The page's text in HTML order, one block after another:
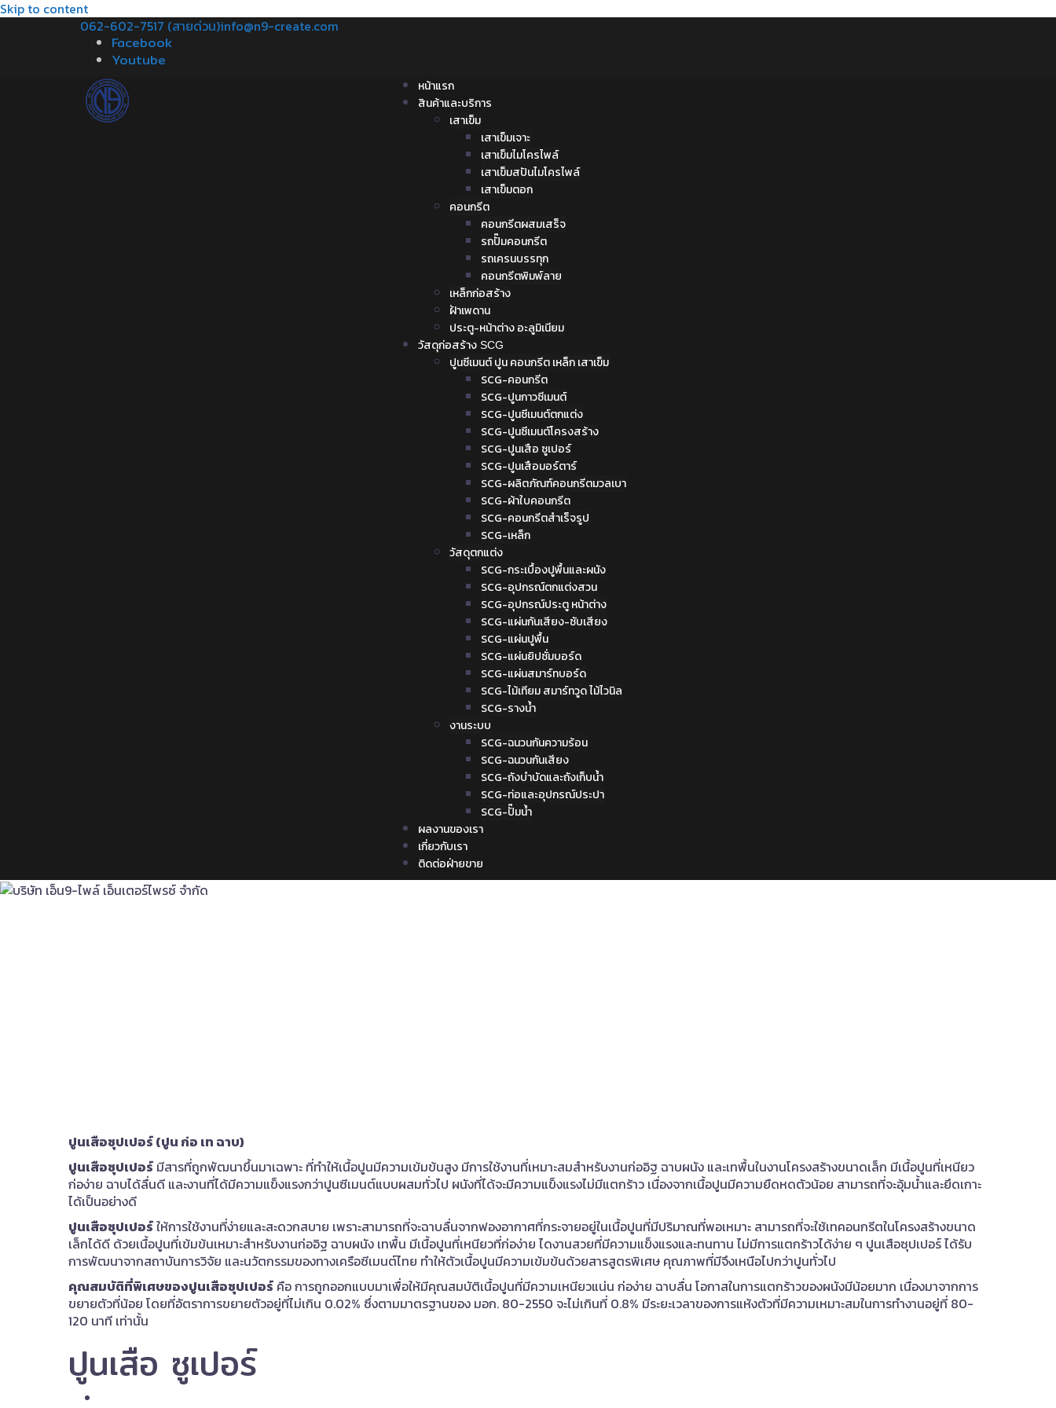
Skip to content
062-602-7517 (สายด่วน)info@n9-create.com
Facebook
Youtube
หน้าแรก
สินค้าและบริการ
เสาเข็ม
เสาเข็มเจาะ
เสาเข็มไมโครไพล์
เสาเข็มสปันไมโครไพล์
เสาเข็มตอก
คอนกรีต
คอนกรีตผสมเสร็จ
รถปั๊มคอนกรีต
รถเครนบรรทุก
คอนกรีตพิมพ์ลาย
เหล็กก่อสร้าง
ฝ้าเพดาน
ประตู-หน้าต่าง อะลูมิเนียม
วัสดุก่อสร้าง SCG
ปูนซีเมนต์ ปูน คอนกรีต เหล็ก เสาเข็ม
SCG-คอนกรีต
SCG-ปูนกาวซีเมนต์
SCG-ปูนซีเมนต์ตกแต่ง
SCG-ปูนซีเมนต์โครงสร้าง
SCG-ปูนเสือ ซูเปอร์
SCG-ปูนเสือมอร์ตาร์
SCG-ผลิตภัณฑ์คอนกรีตมวลเบา
SCG-ผ้าใบคอนกรีต
SCG-คอนกรีตสำเร็จรูป
SCG-เหล็ก
วัสดุตกแต่ง
SCG-กระเบื้องปูพื้นและผนัง
SCG-อุปกรณ์ตกแต่งสวน
SCG-อุปกรณ์ประตู หน้าต่าง
SCG-แผ่นกันเสียง-ซับเสียง
SCG-แผ่นปูพื้น
SCG-แผ่นยิปซั่มบอร์ด
SCG-แผ่นสมาร์ทบอร์ด
SCG-ไม้เทียม สมาร์ทวูด ไม้ไวนิล
SCG-รางน้ำ
งานระบบ
SCG-ฉนวนกันความร้อน
SCG-ฉนวนกันเสียง
SCG-ถังบำบัดและถังเก็บน้ำ
SCG-ท่อและอุปกรณ์ประปา
SCG-ปั๊มน้ำ
ผลงานของเรา
เกี่ยวกับเรา
ติดต่อฝ่ายขาย
ปูนเสือซุปเปอร์ (ปูน ก่อ เท ฉาบ)
ปูนเสือซุปเปอร์ มีสารที่ถูกพัฒนาขึ้นมาเฉพาะ ที่ทำให้เนื้อปูนมีความเข้มข้นสูง มีการใช้งานที่เหมาะสมสำหรับงานก่ออิฐ ฉาบผนัง และเทพื้นในงานโครงสร้างขนาดเล็ก มีเนื้อปูนที่เหนียว
ก่อง่าย ฉาบได้ลื่นดี และงานที่ได้มีความแข็งแรงกว่าปูนซีเมนต์แบบผสมทั่วไป ผนังที่ได้จะมีความแข็งแรงไม่มีแตกร้าว เนื่องจากเนื้อปูนมีความยืดหดตัวน้อย สามารถที่จะอุ้มน้ำและยึดเกาะ
ได้เป็นอย่างดี
ปูนเสือซุปเปอร์ให้การใช้งานที่ง่ายและสะดวกสบาย เพราะสามารถที่จะฉาบลื่นจากฟองอากาศที่กระจายอยู่ในเนื้อปูนที่มีปริมาณที่พอเหมาะ สามารถที่จะใช้เทคอนกรีตในโครงสร้างขนาด
เล็กได้ดี ด้วยเนื้อปูนที่เข้มข้นเหมาะสำหรับงานก่ออิฐ ฉาบผนัง เทพื้น มีเนื้อปูนที่เหนียวที่ก่อง่าย ไดงานสวยที่มีความแข็งแรงและทนทาน ไม่มีการแตกร้าวได้ง่าย ๆ ปูนเสือซุปเปอร์ ได้รับ
การพัฒนาจากสถาบันการวิจัย และนวัตกรรมของทางเครือซีเมนต์ไทย ทำให้ตัวเนื้อปูนมีความเข้มข้นด้วยสารสูตรพิเศษ คุณภาพที่มีจึงเหนือไปกว่าปูนทั่วไป
คุณสมบัติที่พิเศษของปูนเสือซุปเปอร์ คือ การถูกออกแบบมาเพื่อให้มีคุณสมบัติเนื้อปูนที่มีความเหนียวแน่น ก่อง่าย ฉาบลื่น โอกาสในการแตกร้าวของผนังมีน้อยมาก เนื่องมาจากการ
ขยายตัวที่น้อย โดยที่อัตราการขยายตัวอยู่ที่ไม่เกิน 0.02% ซึ่งตามมาตรฐานของ มอก. 80-2550 จะไม่เกินที่ 0.8% มีระยะเวลาของการแห้งตัวที่มีความเหมาะสมในการทำงานอยู่ที่ 80-
120 นาที เท่านั้น
ปูนเสือ ซูเปอร์